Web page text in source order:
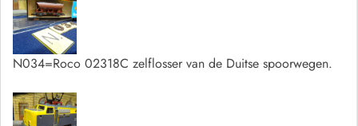
N034=Roco 02318C zelflosser van de Duitse spoorwegen.